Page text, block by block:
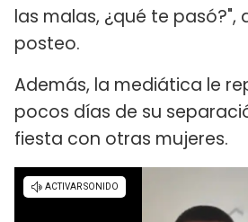
las malas, ¿qué te pasó?",
posteo.
Además, la mediática le
pocos días de su
fiesta con otras mujeres.